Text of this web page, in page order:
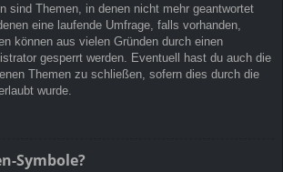
sind Themen, in denen nicht mehr geantwortet
eine laufende Umfrage, falls vorhanden,
können aus vielen Gründen durch einen
gesperrt werden. Eventuell hast du auch die
Themen zu schließen, sofern dies durch die
wurde.
Symbole?